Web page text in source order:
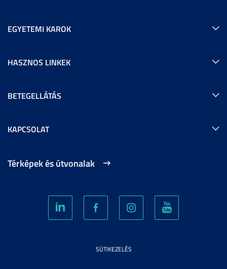
EGYETEMI KAROK
HASZNOS LINKEK
BETEGELLÁTÁS
KAPCSOLAT
Térképek és útvonalak
SÜTIKEZELÉS